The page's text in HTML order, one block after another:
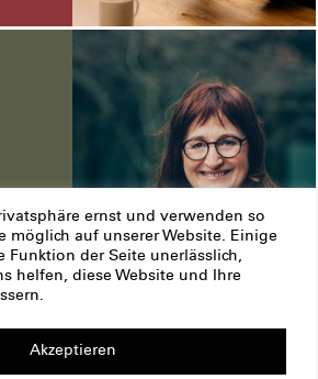
ernst und verwenden so
möglich auf unserer Website. Einige
Funktion der Seite unerlässlich,
helfen, diese Website und Ihre
Akzeptieren